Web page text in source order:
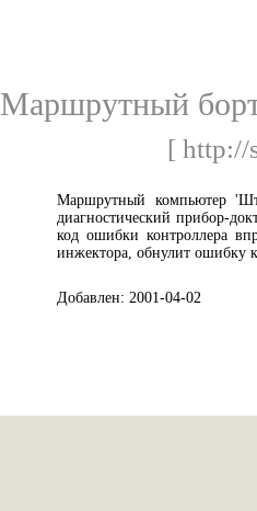
Маршрутный
[ http://
Маршрутный компьютер
диагностический прибор-
код ошибки контроллера
инжектора, обнулит ошибку
Добавлен: 2001-04-02